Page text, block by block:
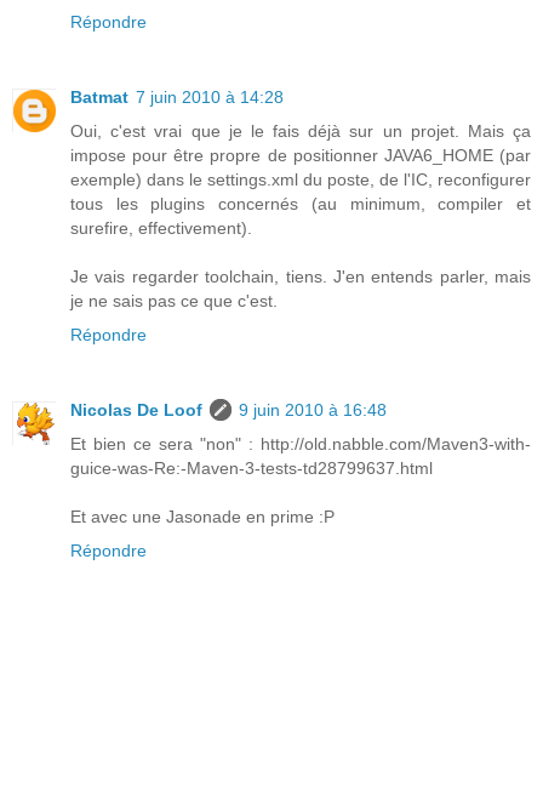
Répondre
Batmat 7 juin 2010 à 14:28
Oui, c'est vrai que je le fais déjà sur un projet. Mais ça
impose pour être propre de positionner JAVA6_HOME (par
exemple) dans le settings.xml du poste, de l'IC, reconfigurer
tous les plugins concernés (au minimum, compiler et
surefire, effectivement).
Je vais regarder toolchain, tiens. J'en entends parler, mais
je ne sais pas ce que c'est.
Répondre
Nicolas De Loof
9 juin 2010 à 16:48
Et bien ce sera "non" : http://old.nabble.com/Maven3-with-
guice-was-Re:-Maven-3-tests-td28799637.html
Et avec une Jasonade en prime :P
Répondre